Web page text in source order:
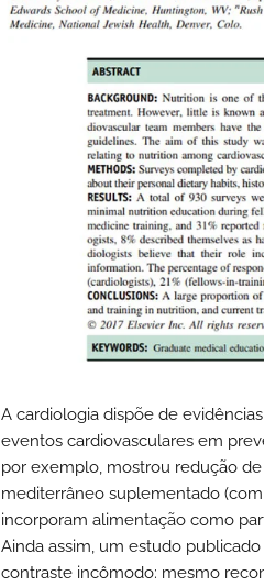
A cardiologia dispõe de
eventos cardiovasculares em
por exemplo, mostrou redução
mediterrâneo suplementado
incorporam alimentação como
Ainda assim, um estudo
contraste incômodo: mesmo